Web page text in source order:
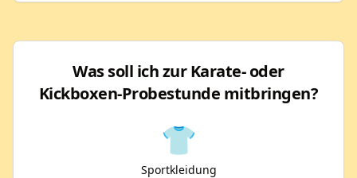
Was soll ich zur Karate- oder
Kickboxen-Probestunde mitbringen?
👕
Sportkleidung